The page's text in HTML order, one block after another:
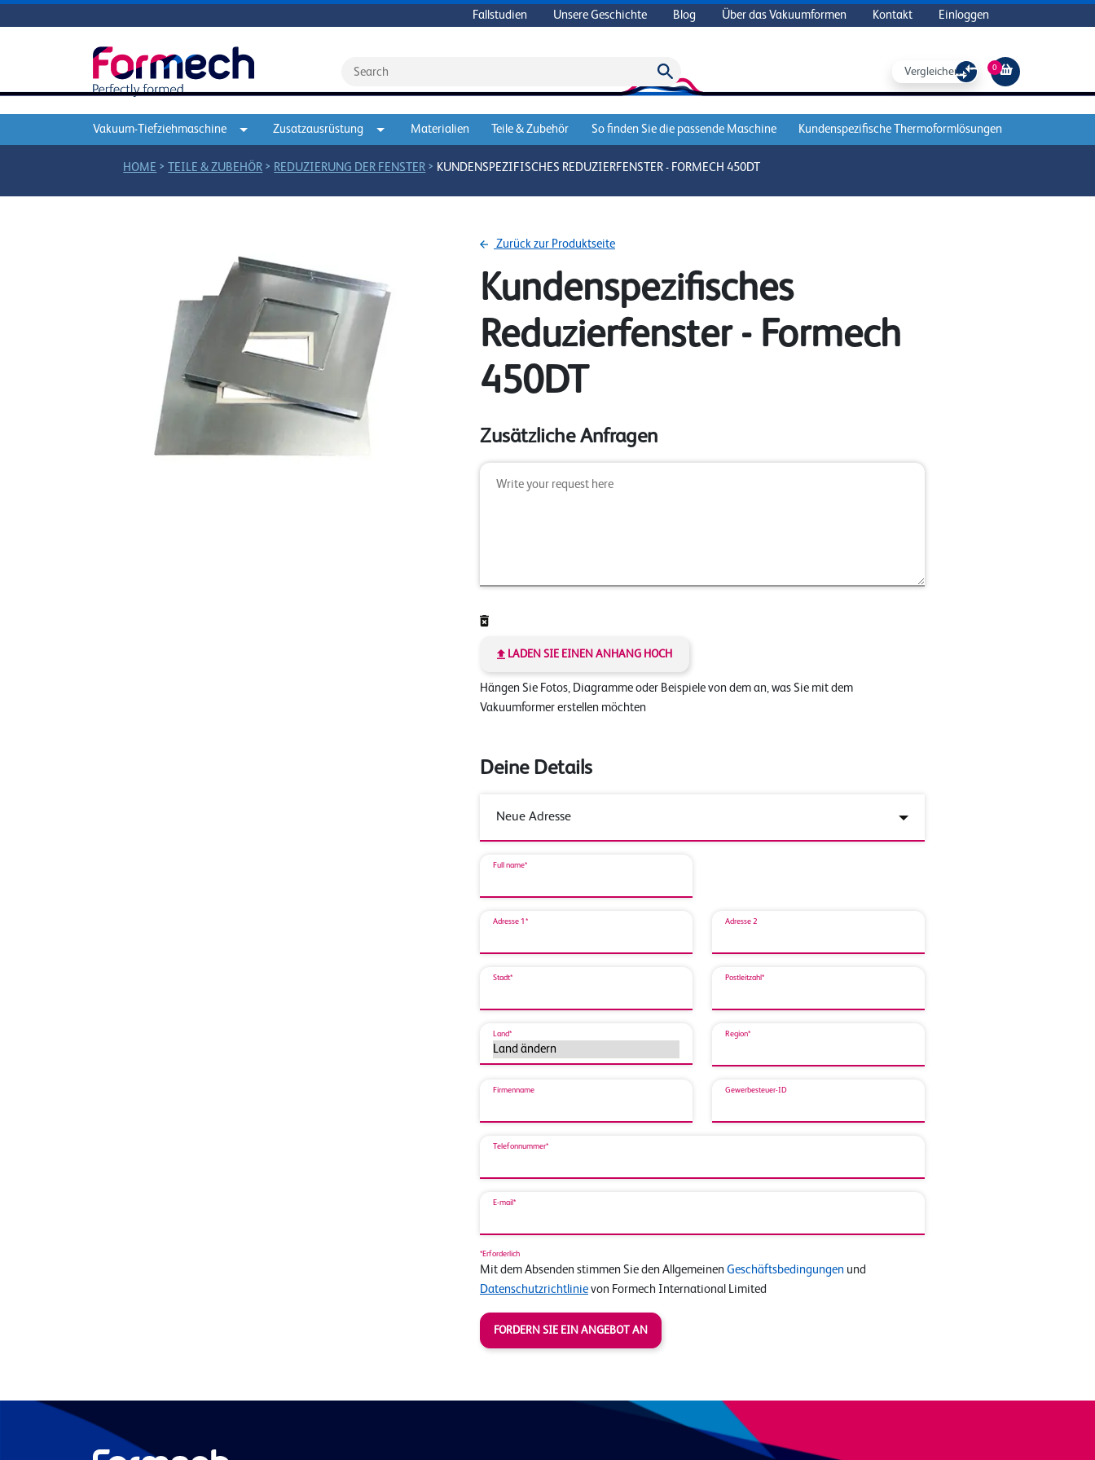
Fallstudien Unsere Geschichte Blog Über das Vakuumformen Kontakt Einloggen
Vergleichen Sie 0
Vakuum-Tiefziehmaschine Zusatzausrüstung Materialien Teile & Zubehör So finden Sie die passende Maschine Kundenspezifische Thermoformlösungen
HOME >TEILE & ZUBEHÖR > REDUZIERUNG DER FENSTER > KUNDENSPEZIFISCHES REDUZIERFENSTER - FORMECH 450DT
Zurück zur Produktseite
Kundenspezifisches
Reduzierfenster - Formech
450DT
Zusätzliche Anfragen
LADEN SIE EINEN ANHANG HOCH
Hängen Sie Fotos, Diagramme oder Beispiele von dem an, was Sie mit dem
Vakuumformer erstellen möchten
Deine Details
Full name*
Adresse 1* Adresse 2
Stadt* Postleitzahl*
Land* Region*
Firmenname Gewerbesteuer-ID
Telefonnummer*
E-mail*
*Erforderlich
Mit dem Absenden stimmen Sie den Allgemeinen Geschäftsbedingungen und
Datenschutzrichtlinie von Formech International Limited
FORDERN SIE EIN ANGEBOT AN